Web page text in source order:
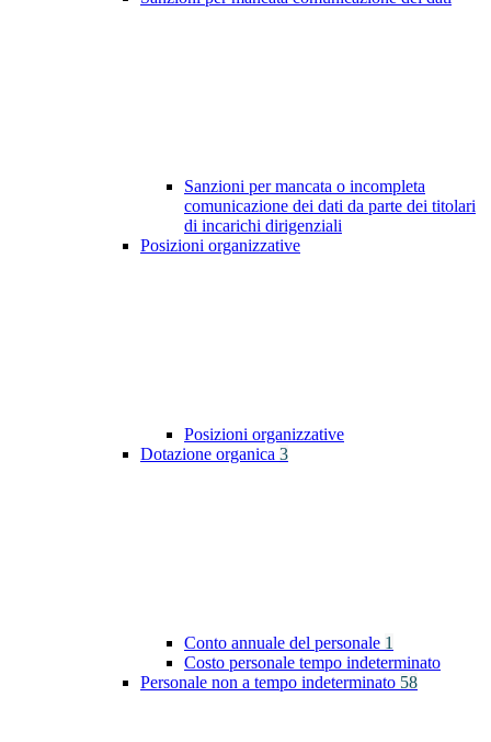
Sanzioni per mancata o incompleta
comunicazione dei dati da parte dei titolari
di incarichi dirigenziali
Posizioni organizzative
Posizioni organizzative
Dotazione organica 3
Conto annuale del personale 1
Costo personale tempo indeterminato
Personale non a tempo indeterminato 58